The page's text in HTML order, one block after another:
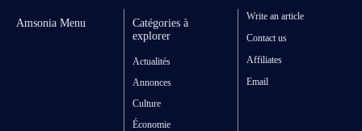
Amsonia Menu
Catégories à
explorer
Actualités
Annonces
Culture
Économie
Write an article
Contact us
Affiliates
Email